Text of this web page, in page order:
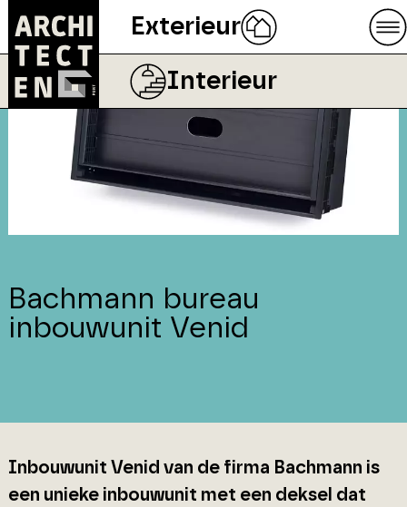
Exterieur
Interieur
Bachmann bureau
inbouwunit Venid
Inbouwunit Venid van de firma Bachmann is
een unieke inbouwunit met een deksel dat